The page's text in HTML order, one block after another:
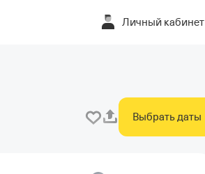
Личный кабинет
Выбрать даты